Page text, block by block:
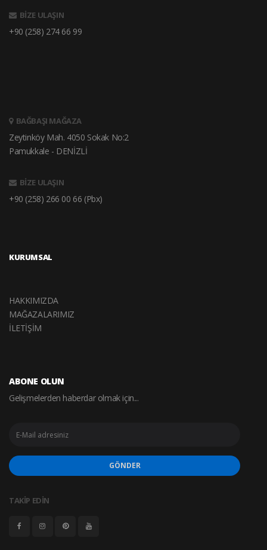
BİZE ULAŞIN
+90 (258) 274 66 99
BAĞBAŞI MAĞAZA
Zeytinköy Mah. 4050 Sokak No:2
Pamukkale - DENİZLİ
BİZE ULAŞIN
+90 (258) 266 00 66 (Pbx)
KURUMSAL
HAKKIMIZDA
MAĞAZALARIMIZ
İLETİŞİM
ABONE OLUN
Gelişmelerden haberdar olmak için...
GÖNDER
TAKİP EDİN